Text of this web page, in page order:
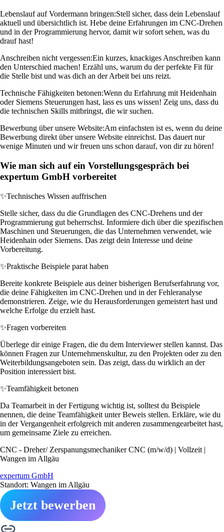
Lebenslauf auf Vordermann bringen:Stell sicher, dass dein Lebenslauf
aktuell und übersichtlich ist. Hebe deine Erfahrungen im CNC-Drehen
und in der Programmierung hervor, damit wir sofort sehen, was du
drauf hast!
Anschreiben nicht vergessen:Ein kurzes, knackiges Anschreiben kann
den Unterschied machen! Erzähl uns, warum du der perfekte Fit für
die Stelle bist und was dich an der Arbeit bei uns reizt.
Technische Fähigkeiten betonen:Wenn du Erfahrung mit Heidenhain
oder Siemens Steuerungen hast, lass es uns wissen! Zeig uns, dass du
die technischen Skills mitbringst, die wir suchen.
Bewerbung über unsere Website:Am einfachsten ist es, wenn du deine
Bewerbung direkt über unsere Website einreichst. Das dauert nur
wenige Minuten und wir freuen uns schon darauf, von dir zu hören!
Wie man sich auf ein Vorstellungsgespräch bei
expertum GmbH vorbereitet
✨Technisches Wissen auffrischen
Stelle sicher, dass du die Grundlagen des CNC-Drehens und der
Programmierung gut beherrschst. Informiere dich über die spezifischen
Maschinen und Steuerungen, die das Unternehmen verwendet, wie
Heidenhain oder Siemens. Das zeigt dein Interesse und deine
Vorbereitung.
✨Praktische Beispiele parat haben
Bereite konkrete Beispiele aus deiner bisherigen Berufserfahrung vor,
die deine Fähigkeiten im CNC-Drehen und in der Fehleranalyse
demonstrieren. Zeige, wie du Herausforderungen gemeistert hast und
welche Erfolge du erzielt hast.
✨Fragen vorbereiten
Überlege dir einige Fragen, die du dem Interviewer stellen kannst. Das
können Fragen zur Unternehmenskultur, zu den Projekten oder zu den
Weiterbildungsangeboten sein. Das zeigt, dass du wirklich an der
Position interessiert bist.
✨Teamfähigkeit betonen
Da Teamarbeit in der Fertigung wichtig ist, solltest du Beispiele
nennen, die deine Teamfähigkeit unter Beweis stellen. Erkläre, wie du
in der Vergangenheit erfolgreich mit anderen zusammengearbeitet hast,
um gemeinsame Ziele zu erreichen.
CNC - Dreher/ Zerspanungsmechaniker CNC (m/w/d) | Vollzeit |
Wangen im Allgäu
expertum GmbH
Standort: Wangen im Allgäu
Jetzt bewerben